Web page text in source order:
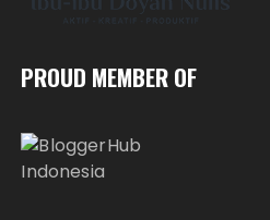
PROUD MEMBER OF